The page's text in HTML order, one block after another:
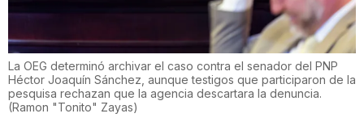
La OEG determinó archivar el caso contra el senador del PNP
Héctor Joaquín Sánchez, aunque testigos que participaron de la
pesquisa rechazan que la agencia descartara la denuncia.
(Ramon "Tonito" Zayas)